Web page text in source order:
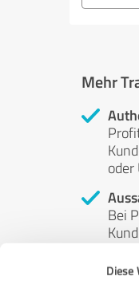
Diese
Mehr
Bei